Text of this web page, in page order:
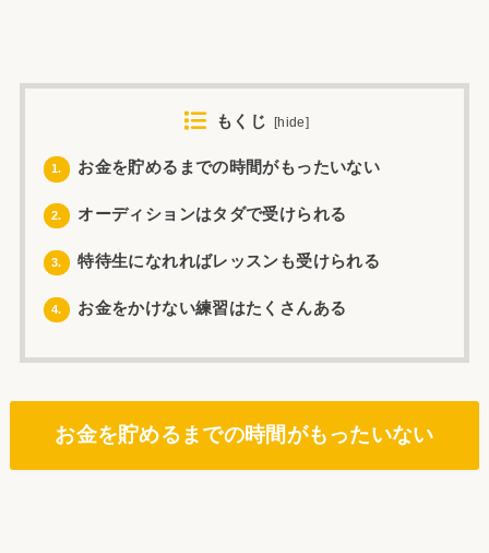
もくじ [hide]
1. お金を貯めるまでの時間がもったいない
2. オーディションはタダで受けられる
3. 特待生になれればレッスンも受けられる
4. お金をかけない練習はたくさんある
お金を貯めるまでの時間がもったいない